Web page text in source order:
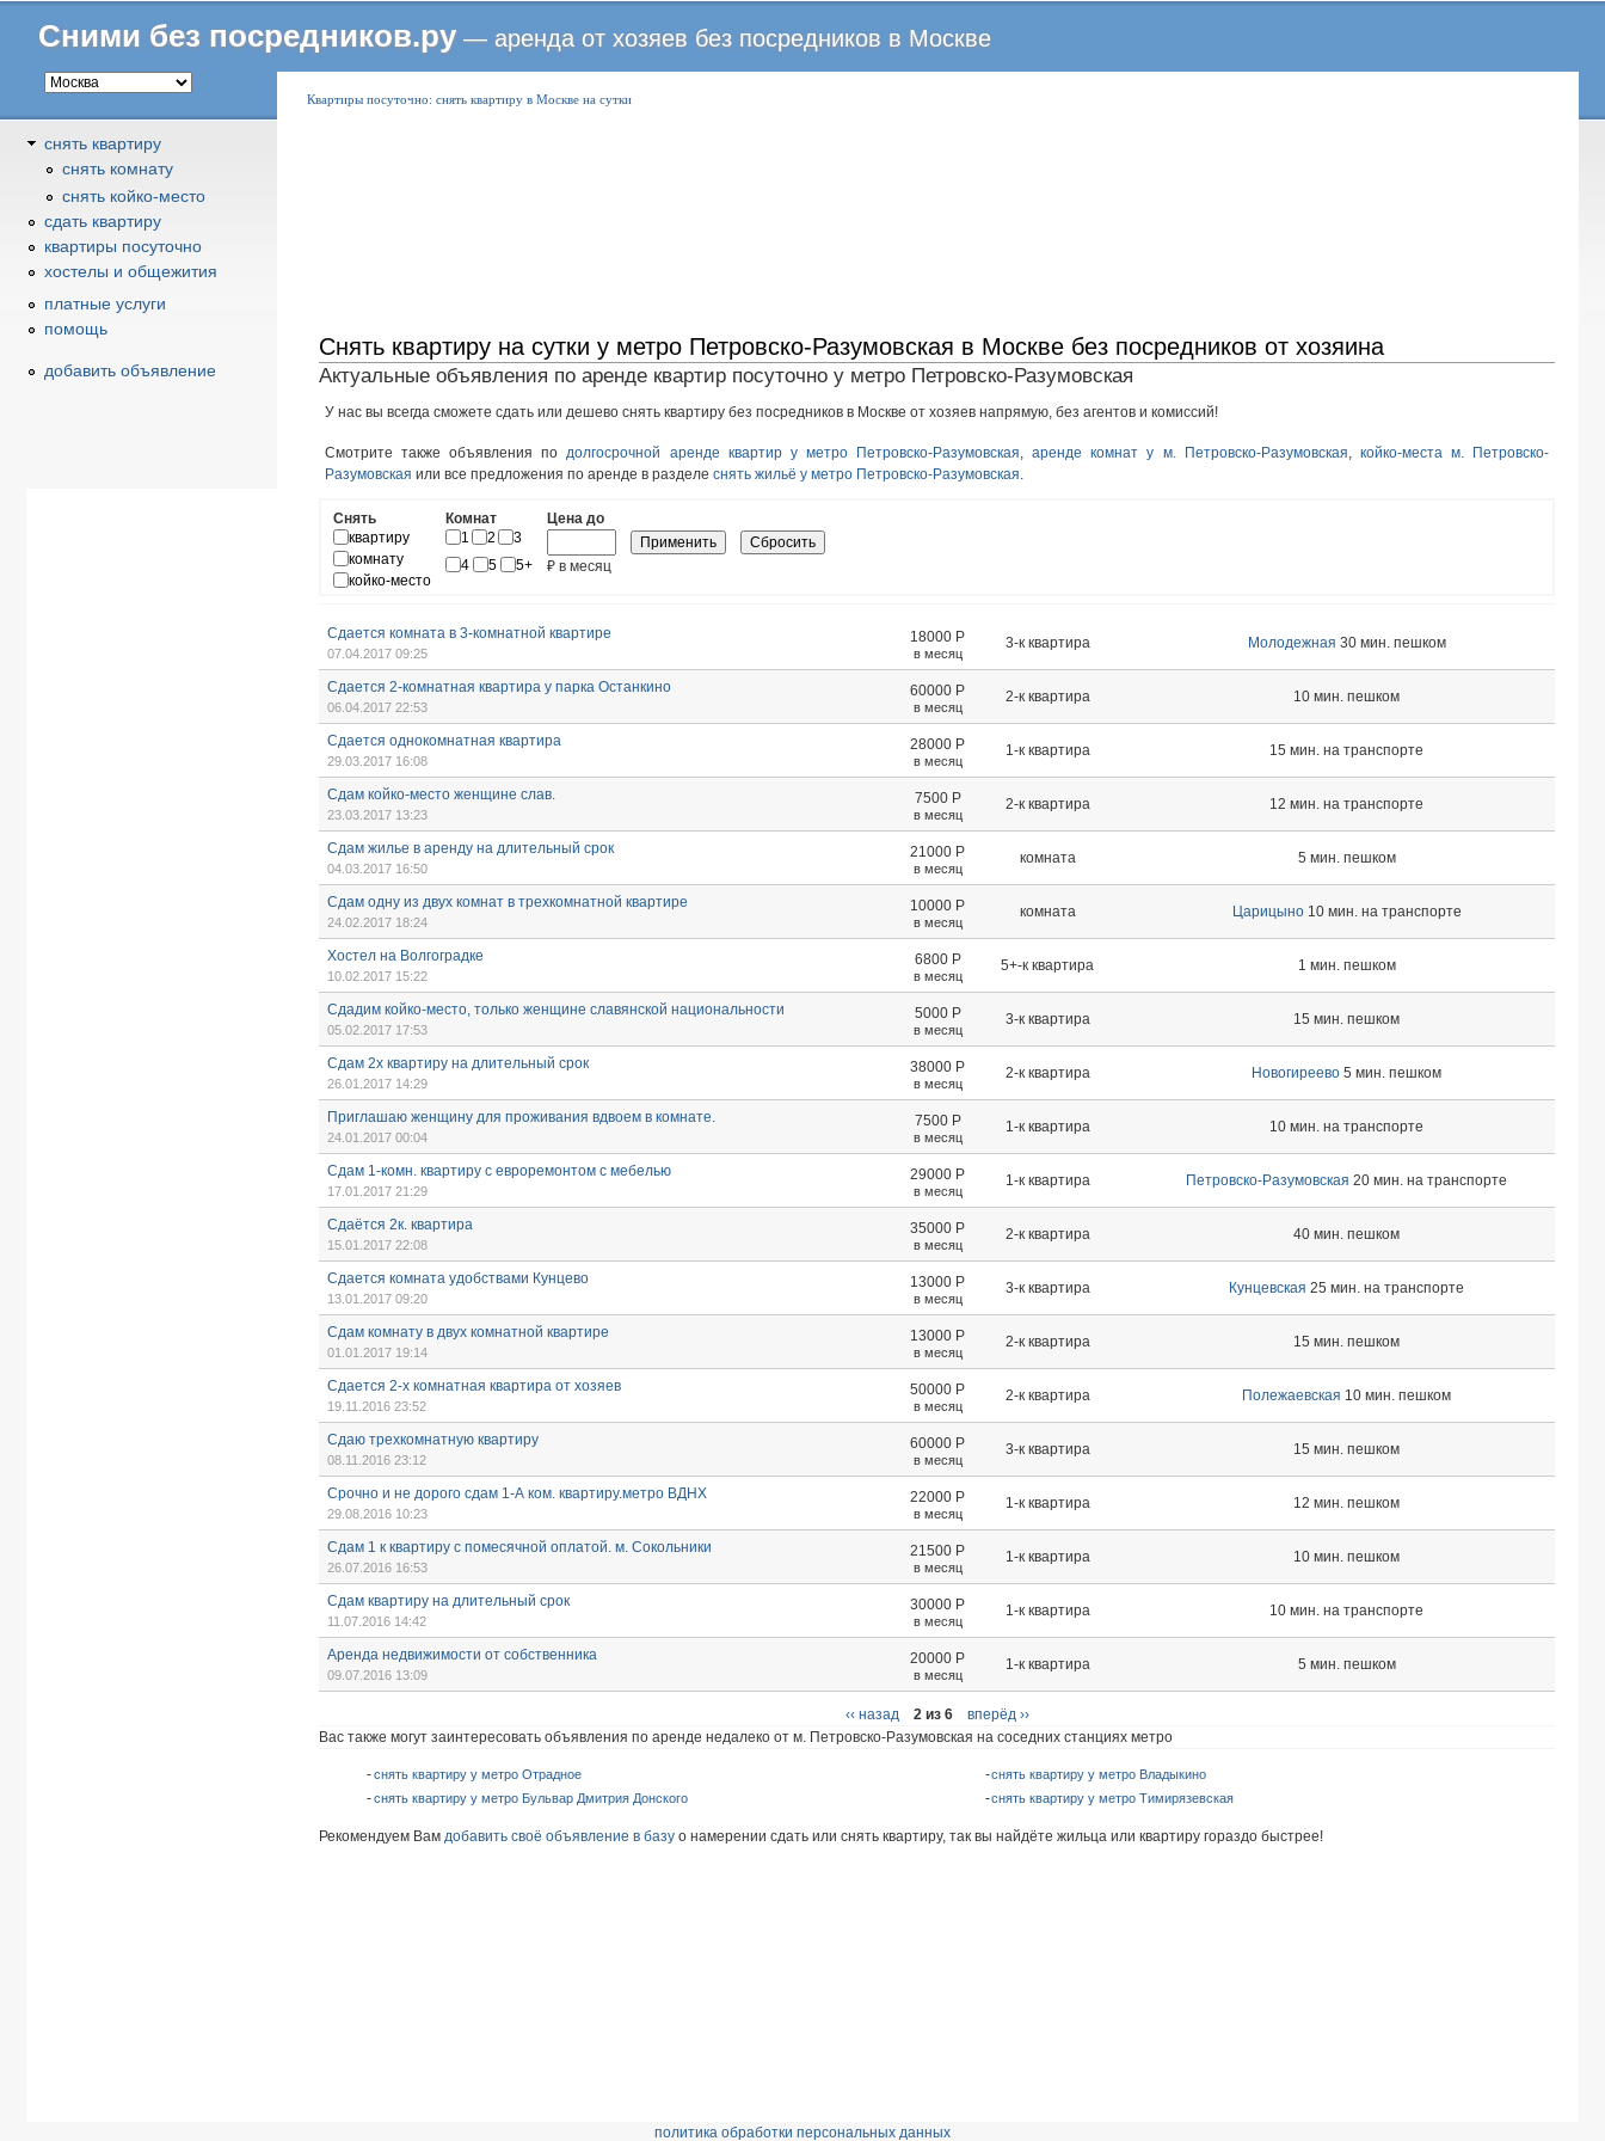
к
основному
Сними без посредников.ру — аренда от хозяев без посредников в Москве
В
Квартиры посуточно: снять квартиру в Москве на сутки
Снять квартиру на сутки у метро Петровско-Разумовская в Москве без посредников от хозяина
Актуальные объявления по аренде квартир посуточно у метро Петровско-Разумовская
У нас вы всегда сможете сдать или дешево снять квартиру без посредников в Москве от хозяев напрямую, без агентов и комиссий!
Смотрите также объявления по долгосрочной аренде квартир у метро Петровско-Разумовская ,аренде комнат у м. Петровско-Разумовская
койко-места м. Петровско-
Разумовская или все предложения по аренде в разделе снять жильё у метро Петровско-Разумовская
Снять
квартиру
комнату
койко-место
Комнат
1
2
3
4
5 5+
Цена до
₽ в месяц
Сдается комната в 3-комнатной квартире
07.04.2017 09:25
18000 Р
в месяц
3-к квартира Молодежная 30 мин. пешком
Сдается 2-комнатная квартира у парка Останкино
06.04.2017 22:53
60000 Р
в месяц
2-к квартира 10 мин. пешком
Сдается однокомнатная квартира
29.03.2017 16:08
28000 Р
в месяц
1-к квартира 15 мин. на транспорте
Сдам койко-место женщине слав.
23.03.2017 13:23
7500 Р
в месяц
2-к квартира 12 мин. на транспорте
Cдам жилье в аренду на длительный срок
04.03.2017 16:50
21000 Р
в месяц
комната 5 мин. пешком
Сдам одну из двух комнат в трехкомнатной квартире
24.02.2017 18:24
10000 Р
в месяц
комната Царицыно10 мин. на транспорте
Хостел на Волгоградке
10.02.2017 15:22
6800 Р
в месяц
5+-к квартира 1 мин. пешком
Сдадим койко-место, только женщине славянской национальности
05.02.2017 17:53
5000 Р
в месяц
3-к квартира 15 мин. пешком
Сдам 2х квартиру на длительный срок
26.01.2017 14:29
38000 Р
в месяц
2-к квартира Новогиреево 5 мин. пешком
Приглашаю женщину для проживания вдвоем в комнате.
24.01.2017 00:04
7500 Р
в месяц
1-к квартира 10 мин. на транспорте
Сдам 1-комн. квартиру с евроремонтом с мебелью
17.01.2017 21:29
29000 Р
в месяц
1-к квартира Петровско-Разумовская 20 мин. на транспорте
Сдаётся 2к. квартира
15.01.2017 22:08
35000 Р
в месяц
2-к квартира 40 мин. пешком
Сдается комната удобствами Кунцево
13.01.2017 09:20
13000 Р
в месяц
3-к квартира Кунцевская 25 мин. на транспорте
Сдам комнату в двух комнатной квартире
01.01.2017 19:14
13000 Р
в месяц
2-к квартира 15 мин. пешком
Сдается 2-х комнатная квартира от хозяев
19.11.2016 23:52
50000 Р
в месяц
2-к квартира Полежаевская 10 мин. пешком
Сдаю трехкомнатную квартиру
08.11.2016 23:12
60000 Р
в месяц
3-к квартира 15 мин. пешком
Срочно и не дорого сдам 1-А ком. квартиру.метро ВДНХ
29.08.2016 10:23
22000 Р
в месяц
1-к квартира 12 мин. пешком
Сдам 1 к квартиру с помесячной оплатой. м. Сокольники
26.07.2016 16:53
21500 Р
в месяц
1-к квартира 10 мин. пешком
Сдам квартиру на длительный срок
11.07.2016 14:42
30000 Р
в месяц
1-к квартира 10 мин. на транспорте
Аренда недвижимости от собственника
09.07.2016 13:09
20000 Р
в месяц
1-к квартира 5 мин. пешком
‹‹ назад 2 из 6
вперёд ››
Вас также могут заинтересовать объявления по аренде недалеко от м. Петровско-Разумовская на соседних станциях метро
снять квартиру у метро Отрадное
снять квартиру у метро Владыкино
снять квартиру у метро Бульвар Дмитрия Донского
снять квартиру у метро Тимирязевская
Рекомендуем Вам добавить своё объявление в базу о намерении сдать или снять квартиру, так вы найдёте жильца или квартиру гораздо быстрее!
снять квартиру
снять комнату
снять койко-место
cдать квартиру
квартиры посуточно
хостелы и общежития
платные услуги
помощь
добавить объявление
политика обработки персональных данных